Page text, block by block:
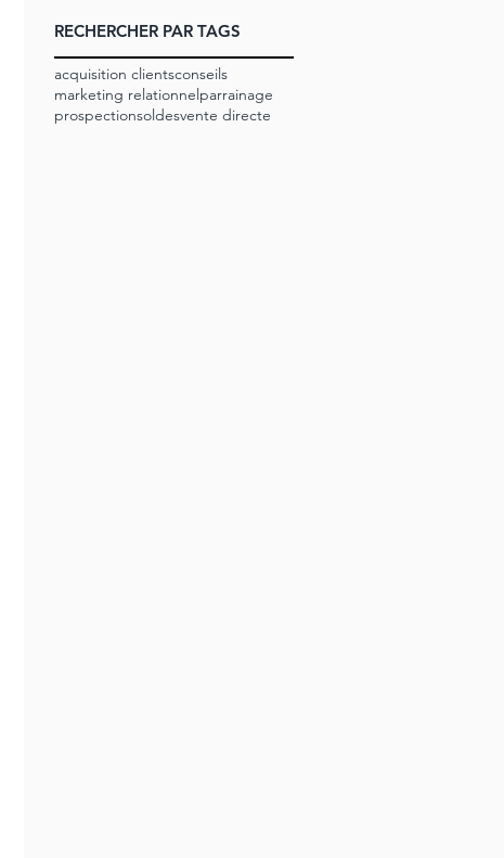
RECHERCHER PAR TAGS
acquisition clientsconseils
marketing relationnelparrainage
prospectionsoldesvente directe